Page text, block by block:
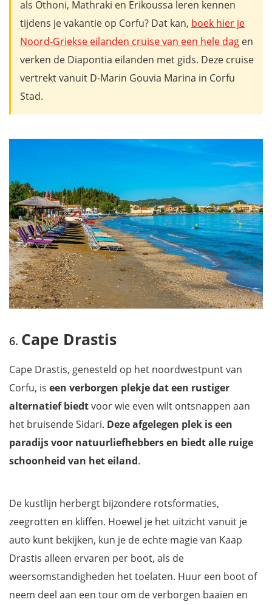
als Othoni, Mathraki en Erikoussa leren kennen
tijdens je vakantie op Corfu? Dat kan, boek hier je
Noord-Griekse eilanden cruise van een hele dag en
verken de Diapontia eilanden met gids. Deze cruise
vertrekt vanuit D-Marin Gouvia Marina in Corfu
Stad.
Cape Drastis
Cape Drastis, genesteld op het noordwestpunt van
Corfu, is een verborgen plekje dat een rustiger
alternatief biedtvoor wie even wilt ontsnappen aan
het bruisende Sidari. Deze afgelegen plek is een
paradijs voor natuurliefhebbers en biedt alle ruige
schoonheid van het eiland.
De kustlijn herbergt bijzondere rotsformaties,
zeegrotten en kliffen. Hoewel je het uitzicht vanuit je
auto kunt bekijken, kun je de echte magie van Kaap
Drastis alleen ervaren per boot, als de
weersomstandigheden het toelaten. Huur een boot of
neem deel aan een tour om de verborgen baaien en